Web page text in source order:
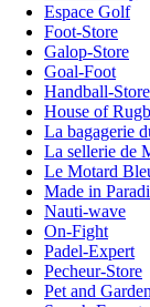
Espace Golf
Foot-Store
Galop-Store
Goal-Foot
Handball-Store
House of
La bagagerie
La sellerie de
Le Motard
Made in
Nauti-wave
On-Fight
Padel-Expert
Pecheur-Store
Pet and Garden